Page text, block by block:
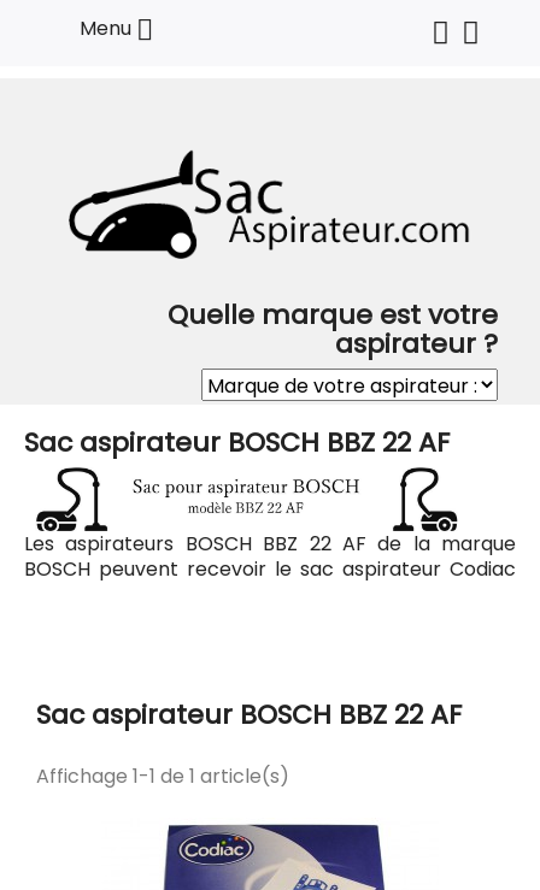
Menu 
Quelle marque est votre
aspirateur ?
Sac aspirateur BOSCH BBZ 22 AF
Les aspirateurs BOSCH BBZ 22 AF de la marque
BOSCH peuvent recevoir le sac aspirateur Codiac
Sac aspirateur BOSCH BBZ 22 AF
Affichage 1-1 de 1 article(s)